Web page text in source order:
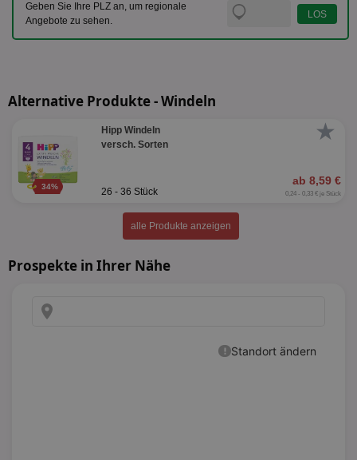
Geben Sie Ihre PLZ an, um regionale
Angebote zu sehen.
Alternative Produkte - Windeln
★
34%
Hipp Windeln
versch. Sorten
ab 8,59 €
26 - 36 Stück 0,24 - 0,33 € je Stück
alle Produkte anzeigen
Prospekte in Ihrer Nähe